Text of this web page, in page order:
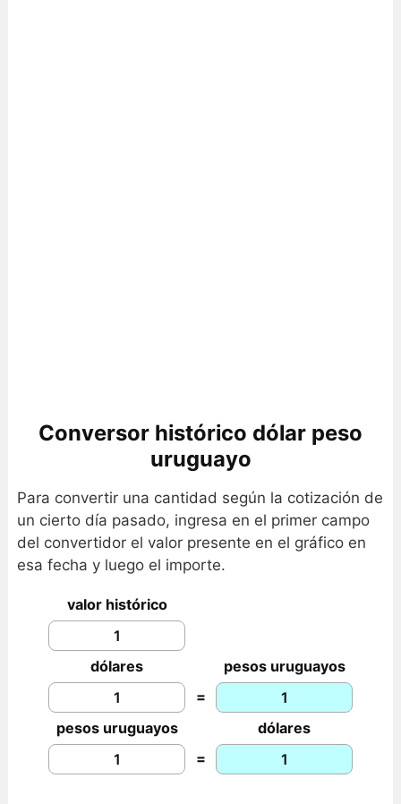
Conversor histórico dólar peso
uruguayo
Para convertir una cantidad según la cotización de
un cierto día pasado, ingresa en el primer campo
del convertidor el valor presente en el gráfico en
esa fecha y luego el importe.
valor histórico
dólares
pesos uruguayos
=
pesos uruguayos
dólares
=